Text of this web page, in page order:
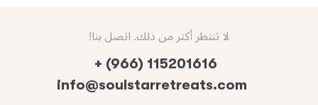
لا تنتظر أكثر من ذلك. اتصل بنا!
+ (966) 115201616
info@soulstarretreats.com